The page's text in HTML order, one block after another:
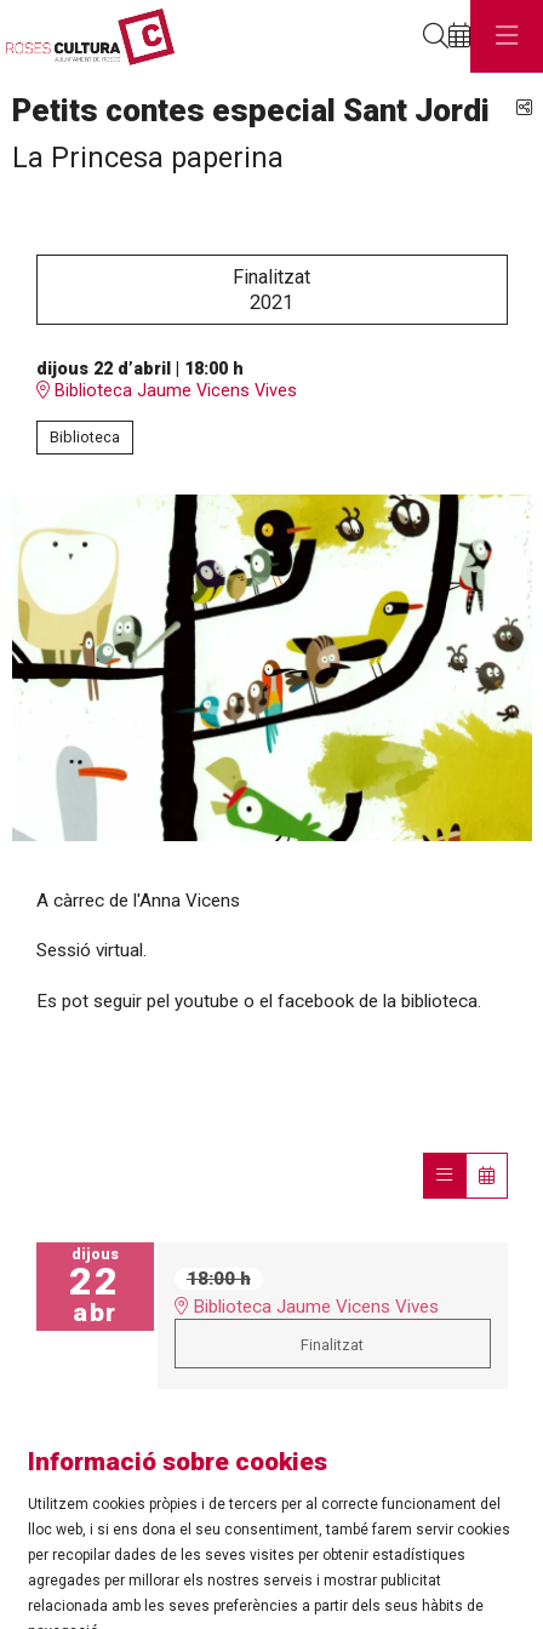
Petits contes especial Sant Jordi
La Princesa paperina
Finalitzat
2021
dijous 22 d’abril
18:00 h
Biblioteca Jaume Vicens Vives
Biblioteca
A càrrec de l'Anna Vicens
Sessió virtual.
Es pot seguir pel youtube o el facebook de la biblioteca.
dijous
22
abr
18:00 h
Biblioteca Jaume Vicens Vives
Finalitzat
©Ajuntament de Roses| C/ Tarragona, 81 | 17480 ROSES
Tel.: 972 25 24 00 |cultura@roses.cat
Informació sobre cookies
Utilitzem cookies pròpies i de tercers per al correcte funcionament del
lloc web, i si ens dona el seu consentiment, també farem servir cookies
per recopilar dades de les seves visites per obtenir estadístiques
agregades per millorar els nostres serveis i mostrar publicitat
relacionada amb les seves preferències a partir dels seus hàbits de